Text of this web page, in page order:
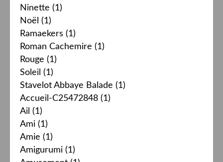
Ninette (1)
Noël (1)
Ramaekers (1)
Roman Cachemire (1)
Rouge (1)
Soleil (1)
Stavelot Abbaye Balade (1)
Accueil-C25472848 (1)
Ail (1)
Ami (1)
Amie (1)
Amigurumi (1)